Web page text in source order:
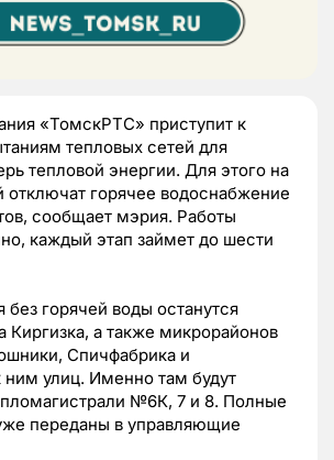
«ТомскРТС» приступит к
тепловых сетей для
тепловой энергии. Для этого на
отключат горячее водоснабжение
сообщает мэрия. Работы
каждый этап займет до шести
горячей воды останутся
Киргизка, а также микрорайонов
Спичфабрика и
улиц. Именно там будут
№6К, 7 и 8. Полные
переданы в управляющие